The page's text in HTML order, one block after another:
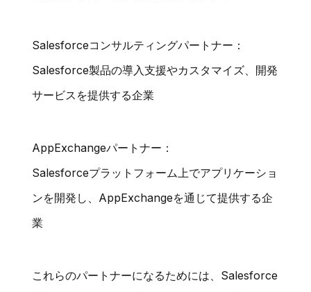
Salesforceコンサルティングパートナー：
Salesforce製品の導入支援やカスタマイズ、開発
サービスを提供する企業
AppExchangeパートナー：
Salesforceプラットフォーム上でアプリケーショ
ンを開発し、AppExchangeを通じて提供する企
業
これらのパートナーになるためには、Salesforce